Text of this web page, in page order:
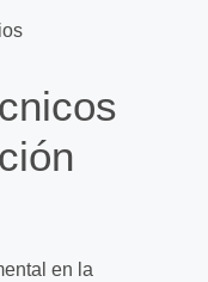
en la